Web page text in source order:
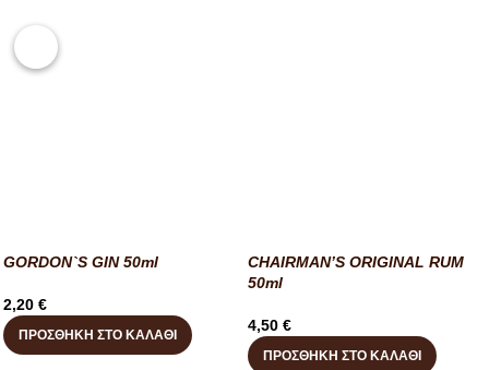
GORDON`S GIN 50ml
2,20 €
ΠΡΟΣΘΉΚΗ ΣΤΟ ΚΑΛΆΘΙ
CHAIRMAN’S ORIGINAL RUM
50ml
4,50 €
ΠΡΟΣΘΉΚΗ ΣΤΟ ΚΑΛΆΘΙ